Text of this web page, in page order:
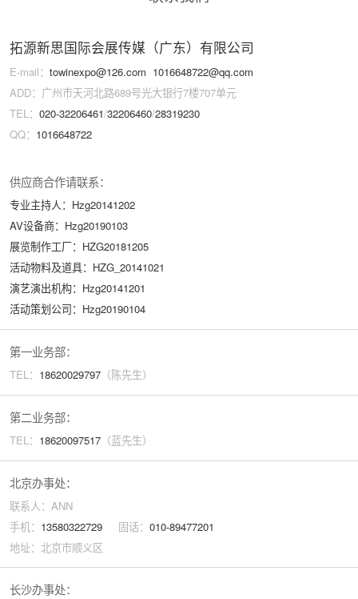
拓源新思国际会展传媒（广东）有限公司
E-mail： towinexpo@126.com 1016648722@qq.com
ADD：广州市天河北路689号光大银行7楼707单元
TEL： 020-32206461/32206460/28319230
QQ： 1016648722
供应商合作请联系：
专业主持人：Hzg20141202
AV设备商：Hzg20190103
展览制作工厂：HZG20181205
活动物料及道具：HZG_20141021
演艺演出机构：Hzg20141201
活动策划公司：Hzg20190104
第一业务部：
TEL： 18620029797（陈先生）
第二业务部：
TEL： 18620097517（蓝先生）
北京办事处：
联系人：ANN
手机： 13580322729固话： 010-89477201
地址：北京市顺义区
长沙办事处：